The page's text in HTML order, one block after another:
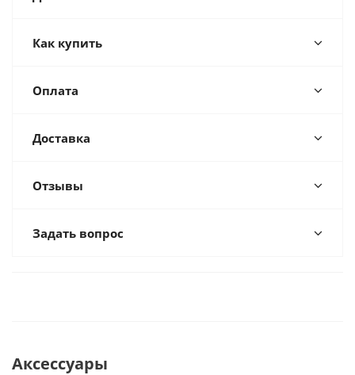
Как купить
Оплата
Доставка
Отзывы
Задать вопрос
Аксессуары